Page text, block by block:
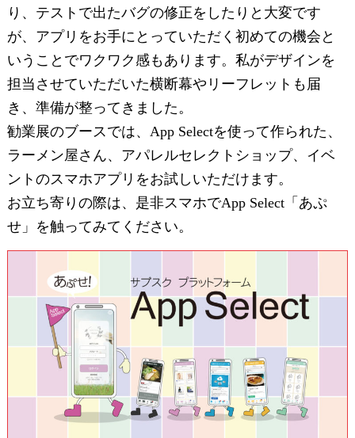
り、テストで出たバグの修正をしたりと大変です
が、アプリをお手にとっていただく初めての機会と
いうことでワクワク感もあります。私がデザインを
担当させていただいた横断幕やリーフレットも届
き、準備が整ってきました。
勧業展のブースでは、App Selectを使って作られた、
ラーメン屋さん、アパレルセレクトショップ、イベ
ントのスマホアプリをお試しいただけます。
お立ち寄りの際は、是非スマホでApp Select「あぷ
せ」を触ってみてください。